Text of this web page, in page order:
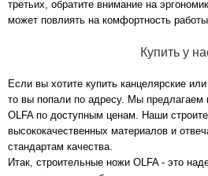
третьих, обратите внимание на
может повлиять на комфортность
Купить у
Если вы хотите купить канцелярские
то вы попали по адресу. Мы
OLFA по доступным ценам. Наши
высококачественных материалов и
стандартам качества.
Итак, строительные ножи OLFA - это